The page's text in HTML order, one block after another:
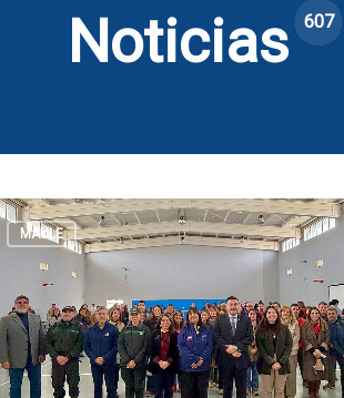
Noticias 607
MAULE